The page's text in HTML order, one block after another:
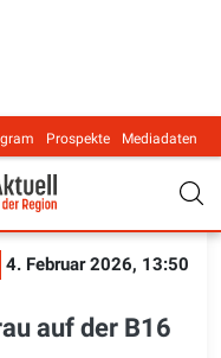
Prospekte Mediadaten
4. Februar 2026, 13:50
auf der B16